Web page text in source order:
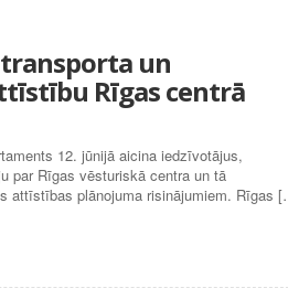
un
Rīgas centrā
12. jūnijā aicina iedzīvotājus,
par Rīgas vēsturiskā centra un tā
attīstības plānojuma risinājumiem. Rīgas